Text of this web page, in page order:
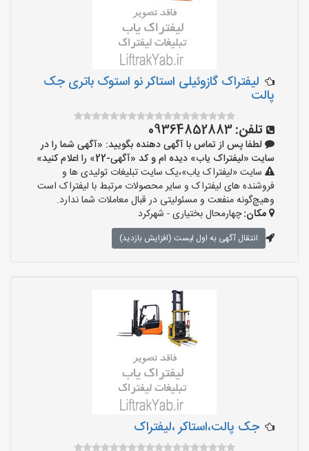
لیفتراک گازوئیلی استاکر نو استوک باتری جک
پالت
تلفن:09364852883
لطفا پس از تماس با آگهی دهنده بگویید: «آگهی شما را در
سایت «لیفتراک یاب» دیده ام و کد «آگهی-22» را اعلام کنید»
سایت «لیفتراک یاب»،یک سایت تبلیغات تولیدی ها و
فروشنده های لیفتراک و سایر محصولات مرتبط با لیفتراک است
وهیچ‌گونه منفعت و مسئولیتی در قبال معاملات شما ندارد.
مکان:چهارمحال بختیاری - شهرکرد
انتقال آگهی به اول لیست (افزایش بازدید)
جک پالت،استاکر ،لیفتراک